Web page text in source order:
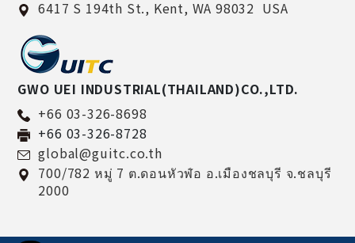
6417 S 194th St., Kent, WA 98032 USA
GWO UEI INDUSTRIAL(THAILAND)CO.,LTD.
+66 03-326-8698
+66 03-326-8728
global@guitc.co.th
700/782 หมู่ 7 ต.ดอนหัวฬ่อ อ.เมืองชลบุรี จ.ชลบุรี
2000